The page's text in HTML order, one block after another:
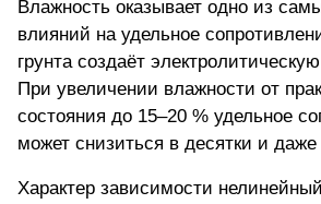
Влажность оказывает одно из
влияний на удельное
грунта создаёт
При увеличении влажности от
состояния до 15–20 % удельное
может снизиться в десятки и даже
Характер зависимости